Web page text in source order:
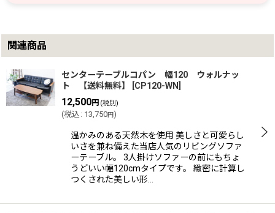
関連商品
センターテーブルコパン 幅120 ウォルナッ
ト 【送料無料】
CP120-WN
12,500円 (税別)
(税込 : 13,750円)
温かみのある天然木を使用 美しさと可愛らし
いさを兼ね備えた当店人気のリビングソファ
ーテーブル。 3人掛けソファーの前にもちょ
うどいい幅120cmタイプです。 緻密に計算し
つくされた美しい形…